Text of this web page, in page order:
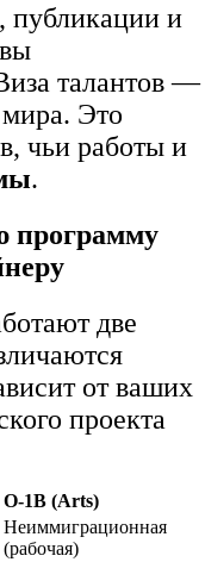
публикации и
талантов —
Это
чьи работы и
.
программу
две
от ваших
проекта
O-1B (Arts)
Неиммиграционная
(рабочая)